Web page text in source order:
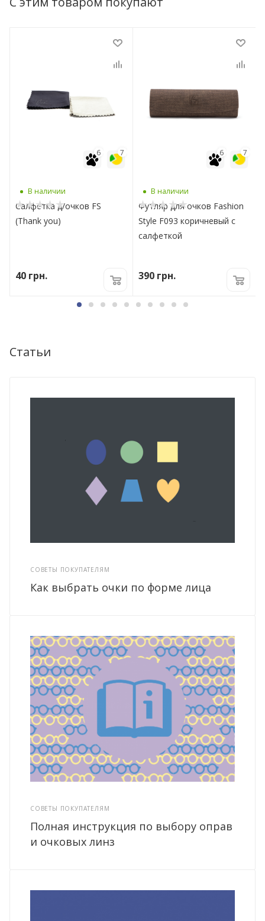
7
6
В наличии
Салфетка д/очков FS
(Thank you)
40 грн.
7
6
В наличии
Футляр для очков Fashion
Style F093 коричневый с
салфеткой
390 грн.
Статьи
СОВЕТЫ ПОКУПАТЕЛЯМ
Как выбрать очки по форме лица
СОВЕТЫ ПОКУПАТЕЛЯМ
Полная инструкция по выбору оправ
и очковых линз